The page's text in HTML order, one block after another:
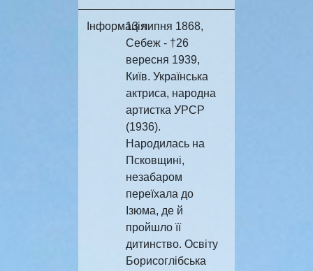
Інформація13 липня 1868,
Себеж - †26
вересня 1939,
Київ. Українська
актриса, народна
артистка УРСР
(1936).
Народилась на
Псковщині,
незабаром
переїхала до
Ізюма, де й
пройшло її
дитинство. Освіту
Борисоглібська